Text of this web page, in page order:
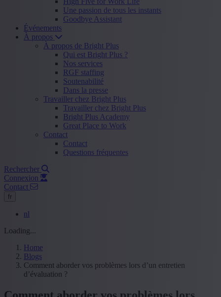
Une passion de tous les instants
Goodbye Assistant
Événements
À propos
À propos de Bright Plus
Qui est Bright Plus ?
Nos services
RGF staffing
Soutenabilité
Dans la presse
Travailler chez Bright Plus
Travailler chez Bright Plus
Bright Plus Academy
Great Place to Work
Contact
Contact
Questions fréquentes
Rechercher
Connexion
Contact
fr
nl
Loading...
Home
Blogs
Comment aborder vos problèmes lors d’un entretien
d’évaluation ?